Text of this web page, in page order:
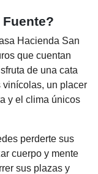
Hacienda San
que cuentan
de una cata
un placer
y el clima únicos
perderte sus
cuerpo y mente
sus plazas y